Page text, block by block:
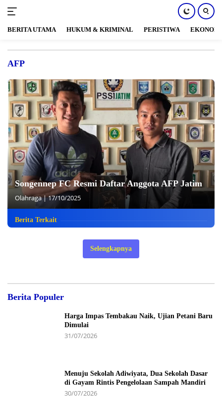
konten
BERITA UTAMA HUKUM & KRIMINAL PERISTIWA EKONOMI
AFP
Songennep FC Resmi Daftar Anggota AFP Jatim
Olahraga|17/10/2025
Berita Terkait
Selengkapnya
Berita Populer
Harga Impas Tembakau Naik, Ujian Petani Baru
Dimulai
31/07/2026
Menuju Sekolah Adiwiyata, Dua Sekolah Dasar
di Gayam Rintis Pengelolaan Sampah Mandiri
30/07/2026